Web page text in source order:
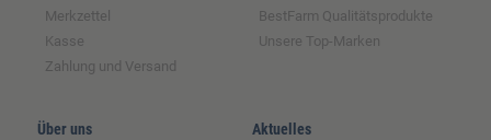
Merkzettel
Kasse
Zahlung und Versand
BestFarm Qualitätsprodukte
Unsere Top-Marken
Über uns Aktuelles